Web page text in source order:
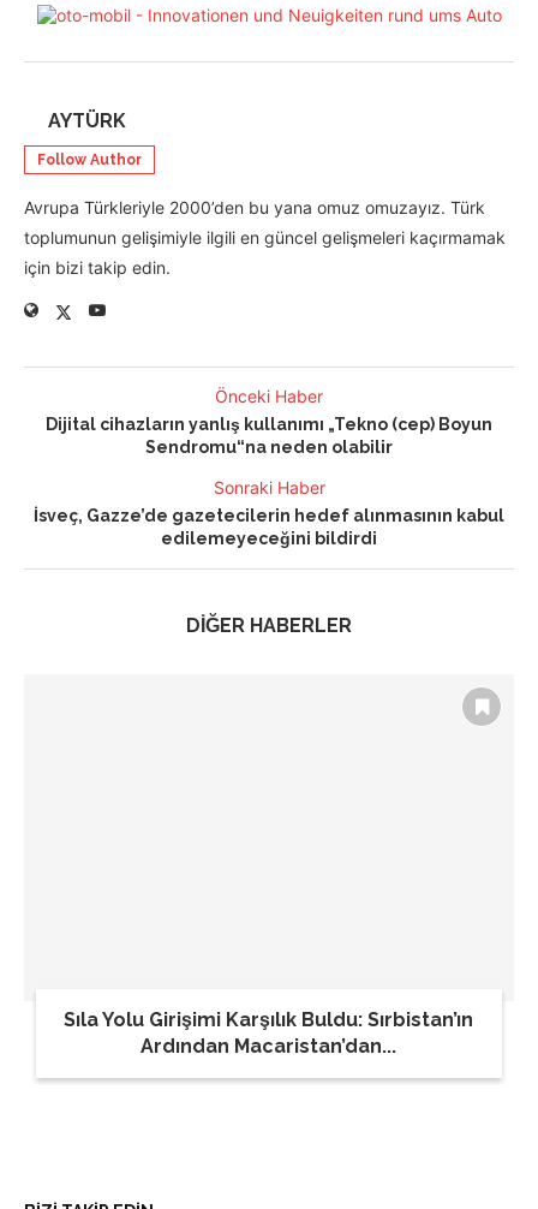
AYTÜRK
Follow Author
Avrupa Türkleriyle 2000’den bu yana omuz omuzayız. Türk
toplumunun gelişimiyle ilgili en güncel gelişmeleri kaçırmamak
için bizi takip edin.
Önceki Haber
Dijital cihazların yanlış kullanımı „Tekno (cep) Boyun
Sendromu“na neden olabilir
Sonraki Haber
İsveç, Gazze’de gazetecilerin hedef alınmasının kabul
edilemeyeceğini bildirdi
DİĞER HABERLER
Sıla Yolu Girişimi Karşılık Buldu: Sırbistan’ın
Ardından Macaristan’dan...